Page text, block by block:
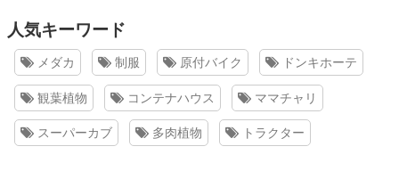
人気キーワード
メダカ 制服 原付バイク ドンキホーテ
観葉植物 コンテナハウス ママチャリ
スーパーカブ 多肉植物 トラクター